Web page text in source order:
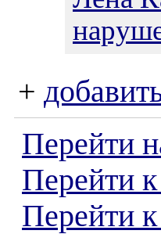
+
Перейти
Перейти
Перейти